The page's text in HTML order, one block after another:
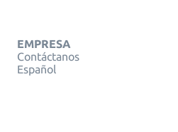
EMPRESA
Contáctanos
Español